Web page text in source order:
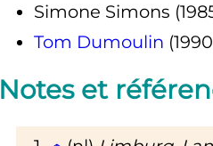
Simone Simons
Tom Dumoulin
Notes et